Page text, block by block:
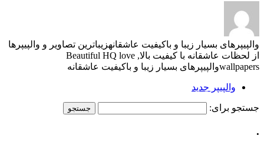
والپیپرهای بسیار زیبا و باکیفیت عاشقانهزیباترین تصاویر و والپیپرها
از لحظات عاشقانه با کیفیت بالا, Beautiful HQ love
wallpapersوالپیپرهای بسیار زیبا و باکیفیت عاشقانه
والپیپر جدید
جستجو برای:
.